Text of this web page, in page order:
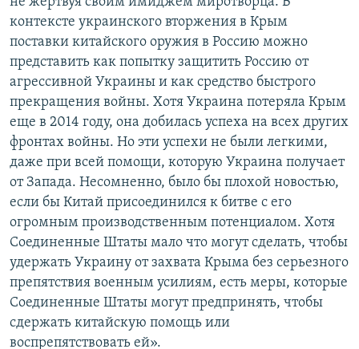
контексте украинского вторжения в Крым
поставки китайского оружия в Россию можно
представить как попытку защитить Россию от
агрессивной Украины и как средство быстрого
прекращения войны. Хотя Украина потеряла Крым
еще в 2014 году, она добилась успеха на всех других
фронтах войны. Но эти успехи не были легкими,
даже при всей помощи, которую Украина получает
от Запада. Несомненно, было бы плохой новостью,
если бы Китай присоединился к битве с его
огромным производственным потенциалом. Хотя
Соединенные Штаты мало что могут сделать, чтобы
удержать Украину от захвата Крыма без серьезного
препятствия военным усилиям, есть меры, которые
Соединенные Штаты могут предпринять, чтобы
сдержать китайскую помощь или
воспрепятствовать ей».